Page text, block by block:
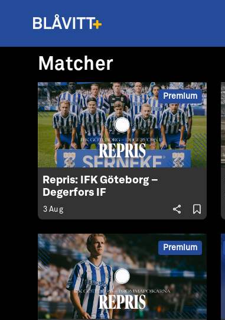
Matcher
Premium
Repris: IFK Göteborg –
Degerfors IF
3 Aug
Premium